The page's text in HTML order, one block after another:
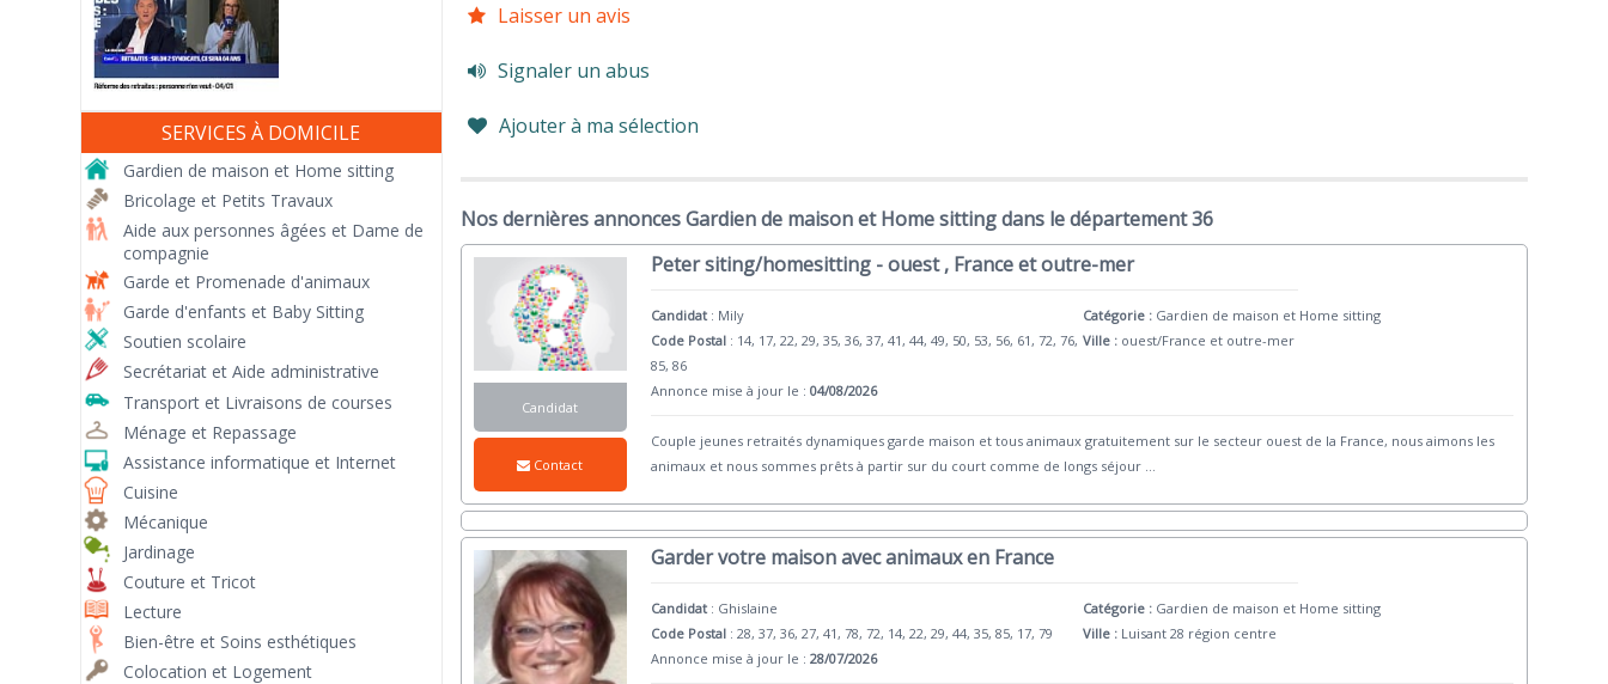
Laisser un avis
Signaler un abus
Ajouter à ma sélection
Nos dernières annonces Gardien de maison et Home sitting dans le département 36
Candidat
Contact
Peter siting/homesitting - ouest , France et outre-mer
Candidat : Mily
Code Postal : 14, 17, 22, 29, 35, 36, 37, 41, 44, 49, 50, 53, 56, 61, 72, 76,
85, 86
Annonce mise à jour le :04/08/2026
Catégorie : Gardien de maison et Home sitting
Ville : ouest/France et outre-mer
Couple jeunes retraités dynamiques garde maison et tous animaux gratuitement sur le secteur ouest de la France, nous aimons les
animaux et nous sommes prêts à partir sur du court comme de longs séjour
Garder votre maison avec animaux en France
Candidat : Ghislaine
Code Postal : 28, 37, 36, 27, 41, 78, 72, 14, 22, 29, 44, 35, 85, 17, 79
Annonce mise à jour le :28/07/2026
Catégorie : Gardien de maison et Home sitting
Ville : Luisant 28 région centre
SERVICES À DOMICILE
Gardien de maison et Home sitting
Bricolage et Petits Travaux
Aide aux personnes âgées et Dame de
compagnie
Garde et Promenade d'animaux
Garde d'enfants et Baby Sitting
Soutien scolaire
Secrétariat et Aide administrative
Transport et Livraisons de courses
Ménage et Repassage
Assistance informatique et Internet
Cuisine
Mécanique
Jardinage
Couture et Tricot
Lecture
Bien-être et Soins esthétiques
Colocation et Logement